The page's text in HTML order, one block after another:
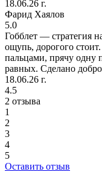
18.06.26 г.
Фарид Хаялов
5.0
Гобблет — стратегия
ощупь, дорогого
пальцами, прячу одну
равных. Сделано
18.06.26 г.
4.5
2 отзыва
1
2
3
4
5
Оставить отзыв